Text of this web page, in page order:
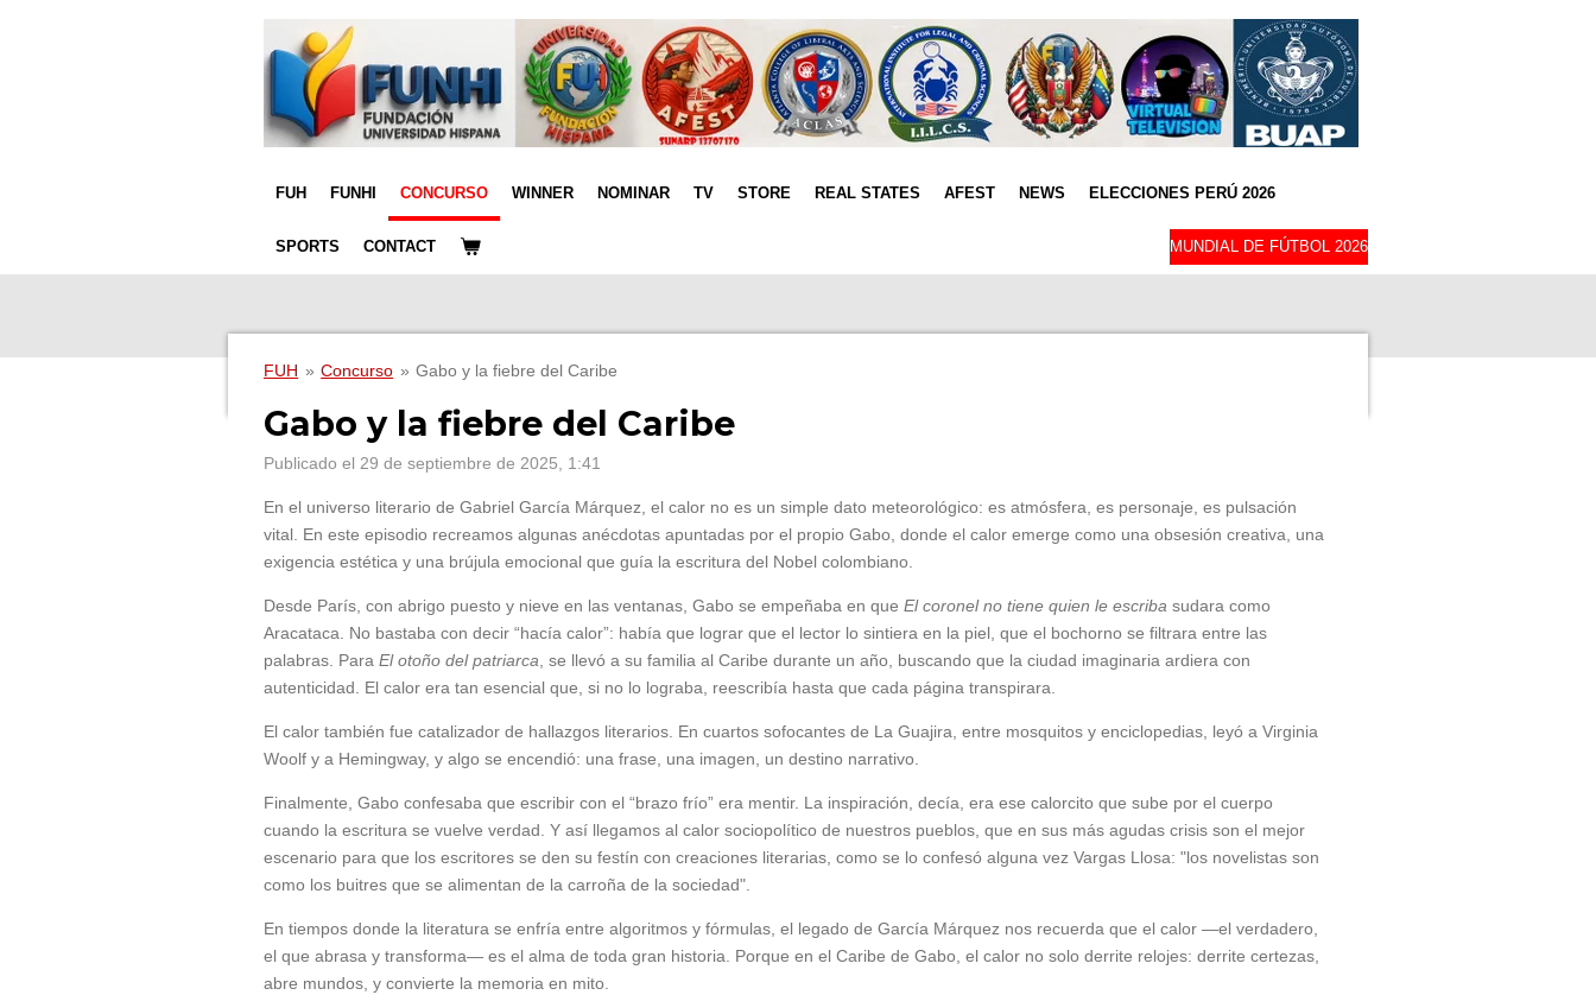
FUH FUNHI CONCURSO WINNER NOMINAR TV STORE REAL STATES AFEST NEWS ELECCIONES PERÚ 2026
SPORTS CONTACT MUNDIAL DE FÚTBOL 2026
FUH » Concurso » Gabo y la fiebre del Caribe
Gabo y la fiebre del Caribe
Publicado el 29 de septiembre de 2025, 1:41
En el universo literario de Gabriel García Márquez, el calor no es un simple dato meteorológico: es atmósfera, es personaje, es pulsación
vital. En este episodio recreamos algunas anécdotas apuntadas por el propio Gabo, donde el calor emerge como una obsesión creativa, una
exigencia estética y una brújula emocional que guía la escritura del Nobel colombiano.
Desde París, con abrigo puesto y nieve en las ventanas, Gabo se empeñaba en que El coronel no tiene quien le escriba sudara como
Aracataca. No bastaba con decir “hacía calor”: había que lograr que el lector lo sintiera en la piel, que el bochorno se filtrara entre las
palabras. Para El otoño del patriarca , se llevó a su familia al Caribe durante un año, buscando que la ciudad imaginaria ardiera con
autenticidad. El calor era tan esencial que, si no lo lograba, reescribía hasta que cada página transpirara.
El calor también fue catalizador de hallazgos literarios. En cuartos sofocantes de La Guajira, entre mosquitos y enciclopedias, leyó a Virginia
Woolf y a Hemingway, y algo se encendió: una frase, una imagen, un destino narrativo.
Finalmente, Gabo confesaba que escribir con el “brazo frío” era mentir. La inspiración, decía, era ese calorcito que sube por el cuerpo
cuando la escritura se vuelve verdad. Y así llegamos al calor sociopolítico de nuestros pueblos, que en sus más agudas crisis son el mejor
escenario para que los escritores se den su festín con creaciones literarias, como se lo confesó alguna vez Vargas Llosa: "los novelistas son
como los buitres que se alimentan de la carroña de la sociedad".
En tiempos donde la literatura se enfría entre algoritmos y fórmulas, el legado de García Márquez nos recuerda que el calor —el verdadero,
el que abrasa y transforma— es el alma de toda gran historia. Porque en el Caribe de Gabo, el calor no solo derrite relojes: derrite certezas,
abre mundos, y convierte la memoria en mito.